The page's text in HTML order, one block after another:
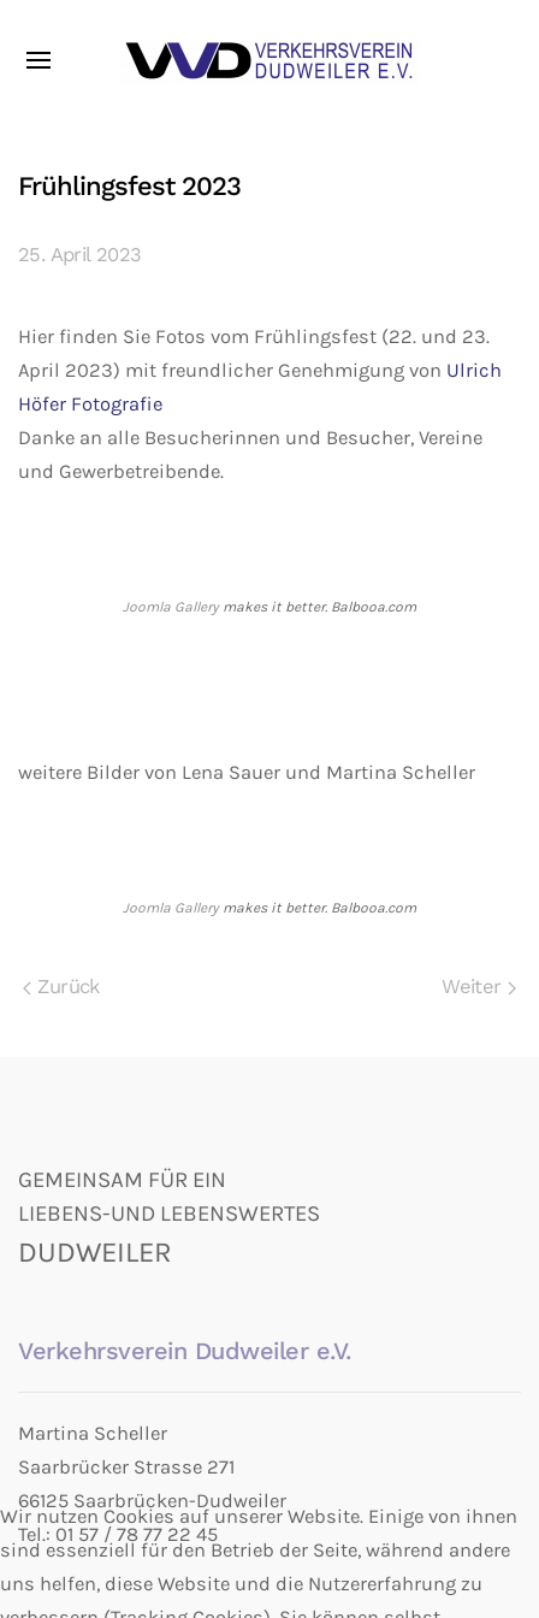
Frühlingsfest 2023
25. April 2023
Hier finden Sie Fotos vom Frühlingsfest (22. und 23.
April 2023) mit freundlicher Genehmigung von Ulrich
Höfer Fotografie
Danke an alle Besucherinnen und Besucher, Vereine
und Gewerbetreibende.
Joomla Gallerymakes it better. Balbooa.com
weitere Bilder von Lena Sauer und Martina Scheller
Joomla Gallerymakes it better. Balbooa.com
Zurück Weiter
GEMEINSAM FÜR EIN
LIEBENS-UND LEBENSWERTES
DUDWEILER
Verkehrsverein Dudweiler e.V.
Martina Scheller
Saarbrücker Strasse 271
66125 Saarbrücken-Dudweiler
Tel.: 01 57 / 78 77 22 45
Wir nutzen Cookies auf unserer Website. Einige von ihnen
sind essenziell für den Betrieb der Seite, während andere
uns helfen, diese Website und die Nutzererfahrung zu